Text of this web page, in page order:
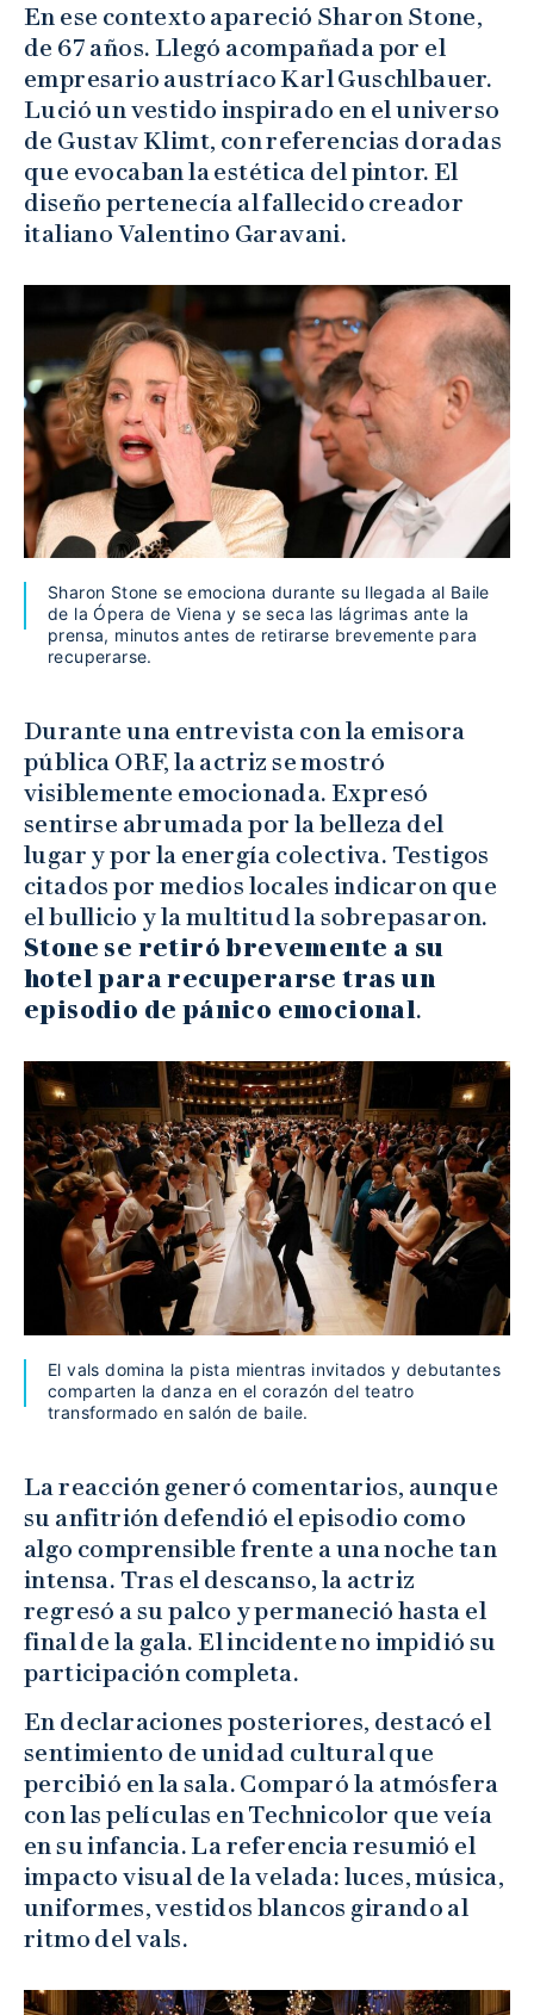
En ese contexto apareció Sharon Stone,
de 67 años. Llegó acompañada por el
empresario austríaco Karl Guschlbauer.
Lució un vestido inspirado en el universo
de Gustav Klimt, con referencias doradas
que evocaban la estética del pintor. El
diseño pertenecía al fallecido creador
italiano Valentino Garavani.
Sharon Stone se emociona durante su llegada al Baile
de la Ópera de Viena y se seca las lágrimas ante la
prensa, minutos antes de retirarse brevemente para
recuperarse.
Durante una entrevista con la emisora
pública ORF, la actriz se mostró
visiblemente emocionada. Expresó
sentirse abrumada por la belleza del
lugar y por la energía colectiva. Testigos
citados por medios locales indicaron que
el bullicio y la multitud la sobrepasaron.
Stone se retiró brevemente a su
hotel para recuperarse tras un
episodio de pánico emocional.
El vals domina la pista mientras invitados y debutantes
comparten la danza en el corazón del teatro
transformado en salón de baile.
La reacción generó comentarios, aunque
su anfitrión defendió el episodio como
algo comprensible frente a una noche tan
intensa. Tras el descanso, la actriz
regresó a su palco y permaneció hasta el
final de la gala. El incidente no impidió su
participación completa.
En declaraciones posteriores, destacó el
sentimiento de unidad cultural que
percibió en la sala. Comparó la atmósfera
con las películas en Technicolor que veía
en su infancia. La referencia resumió el
impacto visual de la velada: luces, música,
uniformes, vestidos blancos girando al
ritmo del vals.